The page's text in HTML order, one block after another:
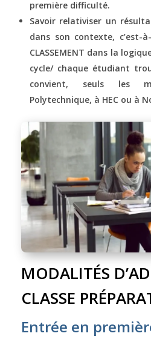
première difficulté.
Savoir relativiser un
dans son contexte, c’est-
CLASSEMENT dans la
cycle/ chaque étudiant
convient, seuls les
Polytechnique, à HEC ou à
MODALITÉS
CLASSE
Entrée en